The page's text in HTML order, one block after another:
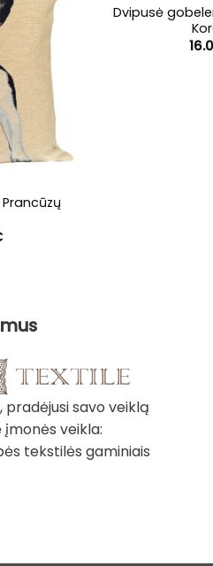
Current
Dvipusė
savo veiklą
įmonės veikla:
tekstilės gaminiais